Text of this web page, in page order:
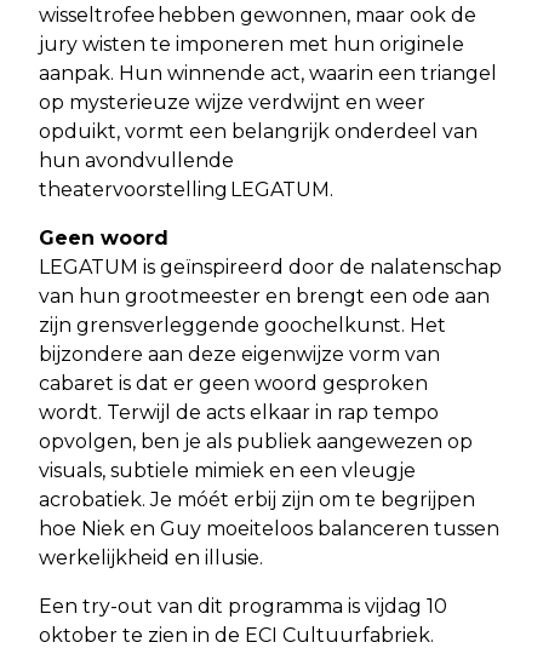
wisseltrofee hebben gewonnen, maar ook de
jury wisten te imponeren met hun originele
aanpak. Hun winnende act, waarin een triangel
op mysterieuze wijze verdwijnt en weer
opduikt, vormt een belangrijk onderdeel van
hun avondvullende
theatervoorstelling LEGATUM.
Geen woord
LEGATUM is geïnspireerd door de nalatenschap
van hun grootmeester en brengt een ode aan
zijn grensverleggende goochelkunst. Het
bijzondere aan deze eigenwijze vorm van
cabaret is dat er geen woord gesproken
wordt. Terwijl de acts elkaar in rap tempo
opvolgen, ben je als publiek aangewezen op
visuals, subtiele mimiek en een vleugje
acrobatiek. Je móét erbij zijn om te begrijpen
hoe Niek en Guy moeiteloos balanceren tussen
werkelijkheid en illusie.
Een try-out van dit programma is vijdag 10
oktober te zien in de ECI Cultuurfabriek.